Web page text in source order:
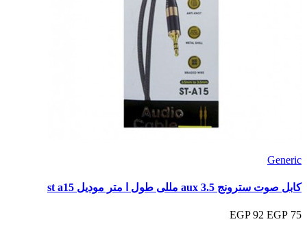
Generic
كابل صوت سترونج aux 3.5 مللى طول ا متر موديل st a15
75 EGP
92 EGP